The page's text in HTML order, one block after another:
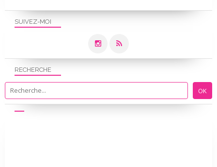
SUIVEZ-MOI
RECHERCHE